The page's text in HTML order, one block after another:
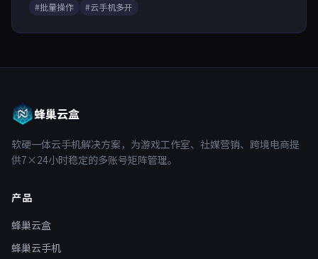
#批量操作
#云手机多开
蜂巢云盒
软硬一体云手机解决方案，为游戏工作室、社媒营销、跨境电商提
供7×24小时稳定的多账号矩阵管理。
产品
蜂巢云盒
蜂巢云手机